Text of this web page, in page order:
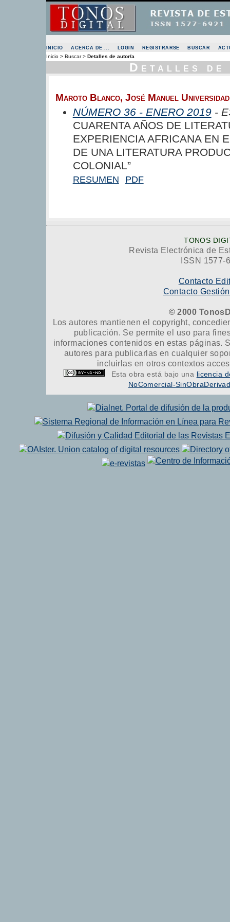
INICIO ACERCA DE ... LOGIN REGISTRARSE BUSCAR
Inicio > Buscar> Detalles de autor/a
Detalles
Maroto Blanco, José Manuel
NÚMERO 36 - ENERO 2019-
CUARENTA AÑOS DE
EXPERIENCIA AFRICANA EN
DE UNA LITERATURA
COLONIAL”
RESUMEN PDF
TONOS
Revista Electrónica de
ISSN 1577-
Contacto
Contacto
© 2000
Los autores mantienen el copyright,
publicación. Se permite el uso para
informaciones contenidos en estas páginas.
autores para publicarlas en cualquier
incluirlas en otros contextos
Esta obra está bajo una licencia
NoComercial-